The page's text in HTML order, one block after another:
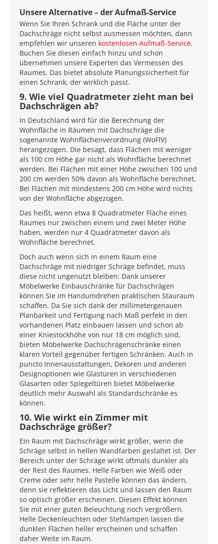
Unsere Alternative – der Aufmaß-Service
Wenn Sie Ihren Schrank und die Fläche unter der
Dachschräge nicht selbst ausmessen möchten, dann
empfehlen wir unseren kostenlosen Aufmaß-Service.
Buchen Sie diesen einfach hinzu und schon
übernehmen unsere Experten das Vermessen des
Raumes. Das bietet absolute Planungssicherheit für
einen Schrank, der wirklich passt.
9. Wie viel Quadratmeter zieht man bei
Dachschrägen ab?
In Deutschland wird für die Berechnung der
Wohnfläche in Räumen mit Dachschräge die
sogenannte Wohnflächenverordnung (WoFlV)
herangezogen. Die besagt, dass Flächen mit weniger
als 100 cm Höhe gar nicht als Wohnfläche berechnet
werden. Bei Flächen mit einer Höhe zwischen 100 und
200 cm werden 50% davon als Wohnfläche berechnet.
Bei Flächen mit mindestens 200 cm Höhe wird nichts
von der Wohnfläche abgezogen.
Das heißt, wenn etwa 8 Quadratmeter Fläche eines
Raumes nur zwischen einem und zwei Meter Höhe
haben, werden nur 4 Quadratmeter davon als
Wohnfläche berechnet.
Doch auch wenn sich in einem Raum eine
Dachschräge mit niedriger Schräge befindet, muss
diese nicht ungenutzt bleiben: Dank unserer
Möbelwerke Einbauschränke für Dachschrägen
können Sie im Handumdrehen praktischen Stauraum
schaffen. Da Sie sich dank der millimetergenauen
Planbarkeit und Fertigung nach Maß perfekt in den
vorhandenen Platz einbauen lassen und schon ab
einer Kniestockhöhe von nur 18 cm möglich sind,
bieten Möbelwerke Dachschrägenschränke einen
klaren Vorteil gegenüber fertigen Schränken. Auch in
puncto Innenausstattungen, Dekoren und anderen
Designoptionen wie Glastüren in verschiedenen
Glasarten oder Spiegeltüren bietet Möbelwerke
deutlich mehr Auswahl als Standardschränke es
können.
10. Wie wirkt ein Zimmer mit
Dachschräge größer?
Ein Raum mit Dachschräge wirkt größer, wenn die
Schräge selbst in hellen Wandfarben gestaltet ist. Der
Bereich unter der Schräge wirkt oftmals dunkler als
der Rest des Raumes. Helle Farben wie Weiß oder
Creme oder sehr helle Pastelle können das ändern,
denn sie reflektieren das Licht und lassen den Raum
so optisch größer erscheinen. Diesen Effekt können
Sie mit einer guten Beleuchtung noch vergrößern.
Helle Deckenleuchten oder Stehlampen lassen die
dunklen Flächen heller erscheinen und schaffen
daher Weite im Raum.